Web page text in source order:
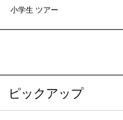
小学生 ツアー
ピックアップ